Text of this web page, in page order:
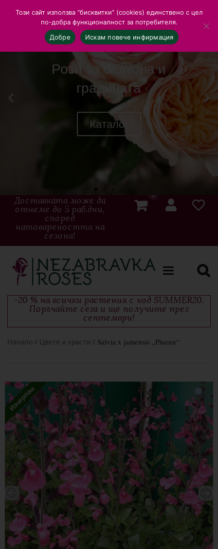
Рози за балкона и
градината
Каталог
Доставката може да
отнеме до 5 раб.дни,
според
натовареността на
сезона!
0
Toggle
-20 % на всички растения с код SUMMER20.
Поръчайте сега и ще получите през
септември!
Начало / Цветя и храсти / Salvia x jamensis „Pluenn“
Изчерпан
Този сайт използва "бисквитки" (cookies) единствено с цел
по-добра функционалност за потребителя.
Добре
Искам повече инфирмация